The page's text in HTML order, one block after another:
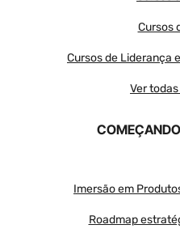
Cursos
Cursos de Liderança
Ver
Imersão em
Roadmap